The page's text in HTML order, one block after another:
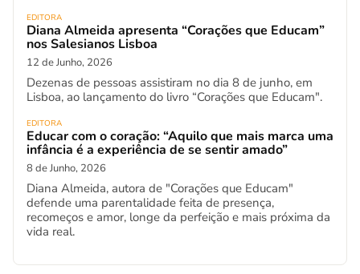
EDITORA
Diana Almeida apresenta “Corações que Educam”
nos Salesianos Lisboa
12 de Junho, 2026
Dezenas de pessoas assistiram no dia 8 de junho, em
Lisboa, ao lançamento do livro “Corações que Educam".
EDITORA
Educar com o coração: “Aquilo que mais marca uma
infância é a experiência de se sentir amado”
8 de Junho, 2026
Diana Almeida, autora de "Corações que Educam"
defende uma parentalidade feita de presença,
recomeços e amor, longe da perfeição e mais próxima da
vida real.